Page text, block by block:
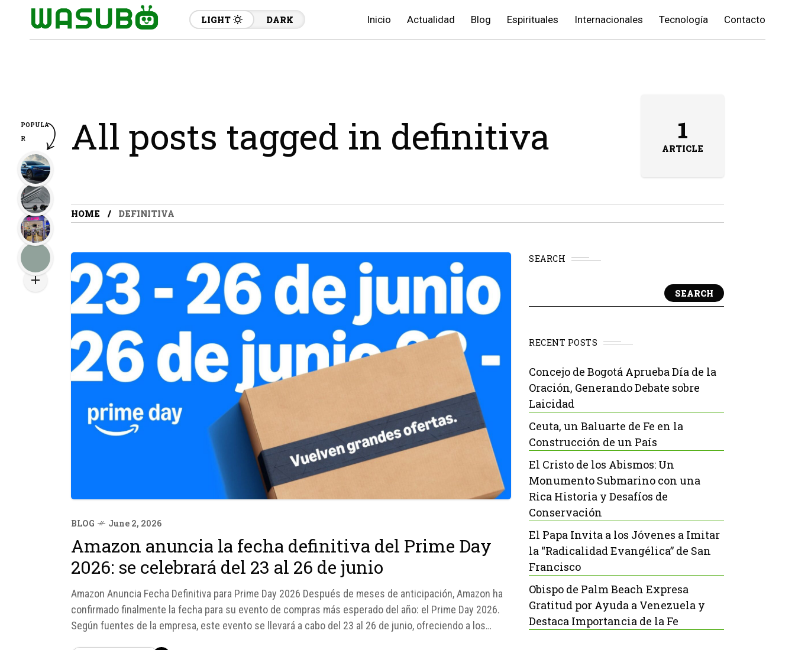
LIGHT DARK Inicio Actualidad Blog Espirituales Internacionales Tecnología Contacto
All posts tagged in definitiva 1
ARTICLE
HOME DEFINITIVA
BLOG June 2, 2026
Amazon anuncia la fecha definitiva del Prime Day
2026: se celebrará del 23 al 26 de junio
Amazon Anuncia Fecha Definitiva para Prime Day 2026 Después de meses de anticipación, Amazon ha
confirmado finalmente la fecha para su evento de compras más esperado del año: el Prime Day 2026.
Según fuentes de la empresa, este evento se llevará a cabo del 23 al 26 de junio, ofreciendo a los
SEARCH
SEARCH
RECENT POSTS
Concejo de Bogotá Aprueba Día de la
Oración, Generando Debate sobre
Laicidad
Ceuta, un Baluarte de Fe en la
Construcción de un País
El Cristo de los Abismos: Un
Monumento Submarino con una
Rica Historia y Desafíos de
Conservación
El Papa Invita a los Jóvenes a Imitar
la “Radicalidad Evangélica” de San
Francisco
Obispo de Palm Beach Expresa
Gratitud por Ayuda a Venezuela y
Destaca Importancia de la Fe
POPULA
R